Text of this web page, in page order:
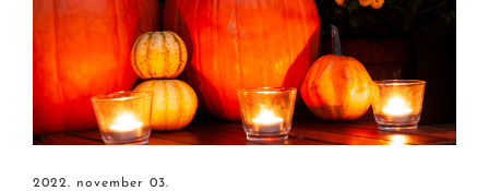
2022. november 03.